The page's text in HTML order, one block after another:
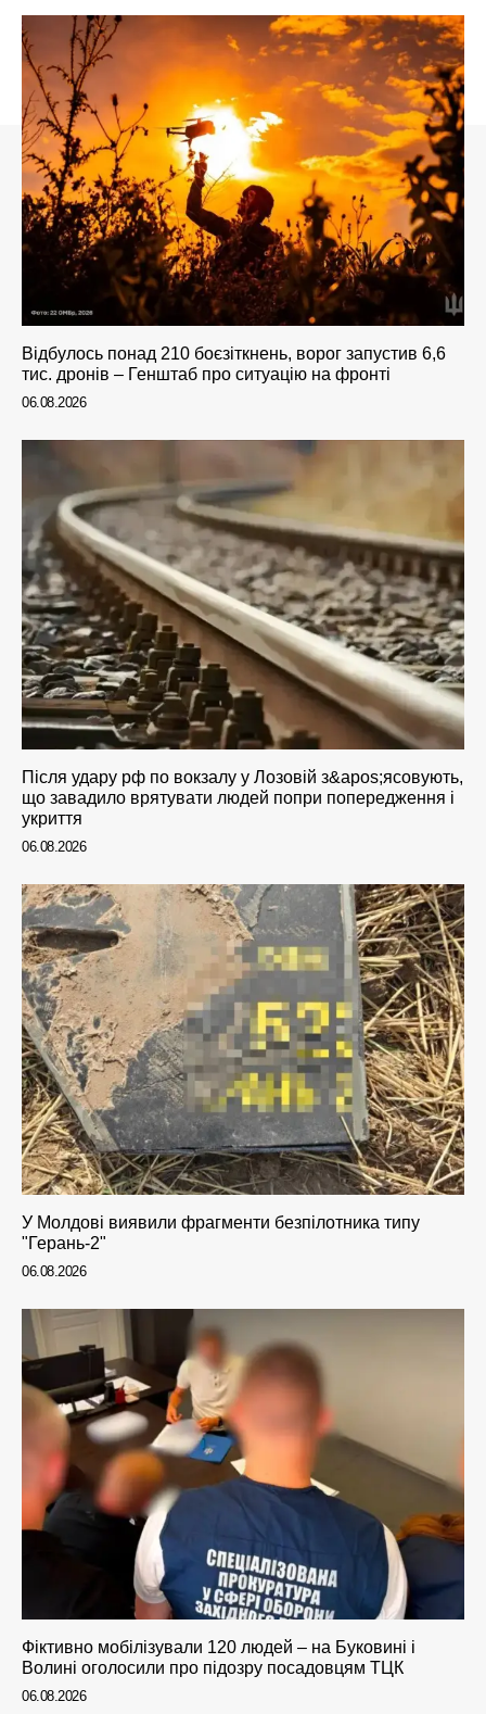
Відбулось понад 210 боєзіткнень, ворог запустив 6,6
тис. дронів – Генштаб про ситуацію на фронті
06.08.2026
Після удару рф по вокзалу у Лозовій з&apos;ясовують,
що завадило врятувати людей попри попередження і
укриття
06.08.2026
У Молдові виявили фрагменти безпілотника типу
"Герань-2"
06.08.2026
Фіктивно мобілізували 120 людей – на Буковині і
Волині оголосили про підозру посадовцям ТЦК
06.08.2026